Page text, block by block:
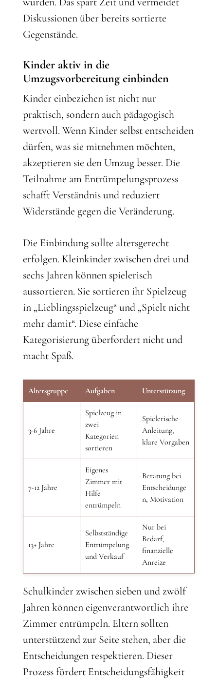
Diskussionen über bereits sortierte
Gegenstände.
Kinder aktiv in die
Umzugsvorbereitung einbinden
Kinder einbeziehen ist nicht nur
praktisch, sondern auch pädagogisch
wertvoll. Wenn Kinder selbst entscheiden
dürfen, was sie mitnehmen möchten,
akzeptieren sie den Umzug besser. Die
Teilnahme am Entrümpelungsprozess
schafft Verständnis und reduziert
Widerstände gegen die Veränderung.
Die Einbindung sollte altersgerecht
erfolgen. Kleinkinder zwischen drei und
sechs Jahren können spielerisch
aussortieren. Sie sortieren ihr Spielzeug
in „Lieblingsspielzeug“ und „Spielt nicht
mehr damit“. Diese einfache
Kategorisierung überfordert nicht und
macht Spaß.
Altersgruppe Aufgaben Unterstützung
3-6 Jahre
Spielzeug in
zwei
Kategorien
sortieren
Spielerische
Anleitung,
klare Vorgaben
7-12 Jahre
Eigenes
Zimmer mit
Hilfe
entrümpeln
Beratung bei
Entscheidunge
n, Motivation
13+ Jahre
Selbstständige
Entrümpelung
und Verkauf
Nur bei
Bedarf,
finanzielle
Anreize
Schulkinder zwischen sieben und zwölf
Jahren können eigenverantwortlich ihre
Zimmer entrümpeln. Eltern sollten
unterstützend zur Seite stehen, aber die
Entscheidungen respektieren. Dieser
Prozess fördert Entscheidungsfähigkeit